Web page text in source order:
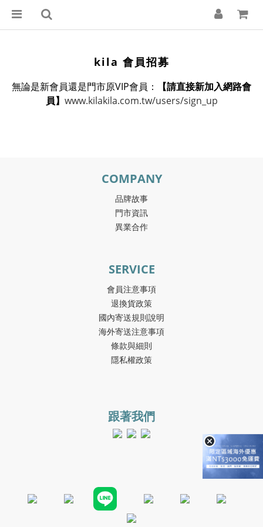
kila 會員招募
無論是新會員還是門市原VIP會員：
【請直接新加入網路會
員】 www.kilakila.com.tw/users/sign_up
COMPANY
品牌故事
門市資訊
異業合作
SERVICE
會員注意事項
退換貨政策
國內寄送規則說明
海外寄送注意事項
條款與細則
隱私權政策
跟著我們